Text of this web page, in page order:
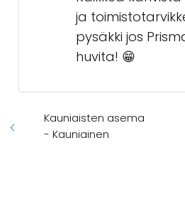
ja
pysäkki jos
huvita! 😁
Kauniaisten asema
- Kauniainen